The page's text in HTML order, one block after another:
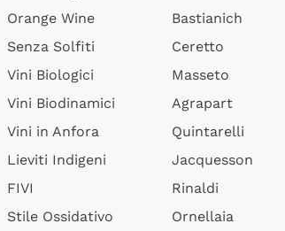
Orange Wine
Senza Solfiti
Vini Biologici
Vini Biodinamici
Vini in Anfora
Lieviti Indigeni
FIVI
Stile Ossidativo
Bastianich
Ceretto
Masseto
Agrapart
Quintarelli
Jacquesson
Rinaldi
Ornellaia